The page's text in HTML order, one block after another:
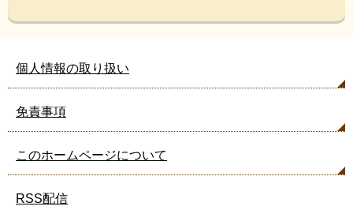
ん
ペ
ー
ジ
も
見
て
い
ま
す
個人情報の取り扱い
免責事項
このホームページについて
RSS配信